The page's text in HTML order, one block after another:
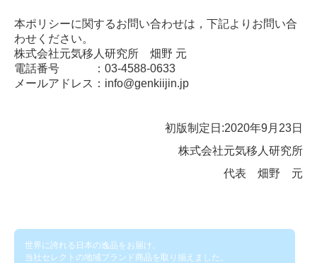
本ポリシーに関するお問い合わせは，下記よりお問い合
わせください。
株式会社元気移人研究所 畑野 元
電話番号 ：03-4588-0633
メールアドレス：info@genkiijin.jp
初版制定日:2020年9月23日
株式会社元気移人研究所
代表 畑野 元
世界に誇れる日本の逸品をお届け。
当社セレクトの地域ブランド商品を取り揃えました。